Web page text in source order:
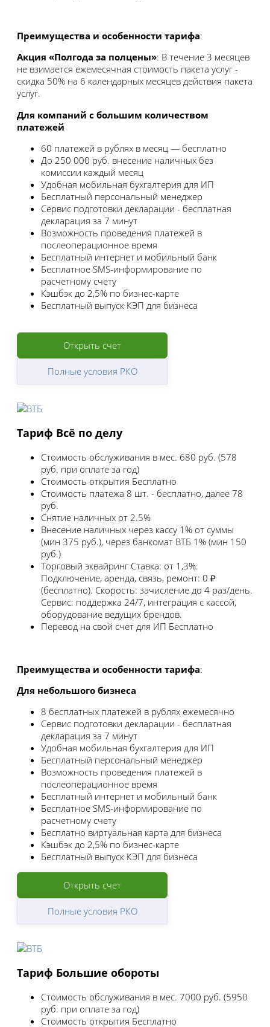
Преимущества и особенности тарифа:
Акция «Полгода за полцены»: В течение 3 месяцев
не взимается ежемесячная стоимость пакета услуг -
скидка 50% на 6 календарных месяцев действия пакета
услуг.
Для компаний с большим количеством
платежей
60 платежей в рублях в месяц — бесплатно
До 250 000 руб. внесение наличных без
комиссии каждый месяц
Удобная мобильная бухгалтерия для ИП
Бесплатный персональный менеджер
Сервис подготовки декларации - бесплатная
декларация за 7 минут
Возможность проведения платежей в
послеоперационное время
Бесплатный интернет и мобильный банк
Бесплатное SMS-информирование по
расчетному счету
Кэшбэк до 2,5% по бизнес-карте
Бесплатный выпуск КЭП для бизнеса
Открыть счет
Полные условия РКО
Тариф Всё по делу
Стоимость обслуживания в мес. 680 руб. (578
руб. при оплате за год)
Стоимость открытия Бесплатно
Стоимость платежа 8 шт. - бесплатно, далее 78
руб.
Снятие наличных от 2.5%
Внесение наличных через кассу 1% от суммы
(мин 375 руб.), через банкомат ВТБ 1% (мин 150
руб.)
Торговый эквайринг Ставка: от 1,3%.
Подключение, аренда, связь, ремонт: 0 ₽
(бесплатно). Скорость: зачисление до 4 раз/день.
Сервис: поддержка 24/7, интеграция с кассой,
оборудование ведущих брендов.
Перевод на свой счет для ИП Бесплатно
Преимущества и особенности тарифа:
Для небольшого бизнеса
8 бесплатных платежей в рублях ежемесячно
Сервис подготовки декларации - бесплатная
декларация за 7 минут
Удобная мобильная бухгалтерия для ИП
Бесплатный персональный менеджер
Возможность проведения платежей в
послеоперационное время
Бесплатный интернет и мобильный банк
Бесплатное SMS-информирование по
расчетному счету
Бесплатно виртуальная карта для бизнеса
Кэшбэк до 2,5% по бизнес-карте
Бесплатный выпуск КЭП для бизнеса
Открыть счет
Полные условия РКО
Тариф Большие обороты
Стоимость обслуживания в мес. 7000 руб. (5950
руб. при оплате за год)
Стоимость открытия Бесплатно